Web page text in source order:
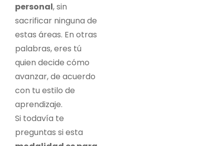
personal, sin
sacrificar ninguna de
estas áreas. En otras
palabras, eres tú
quien decide cómo
avanzar, de acuerdo
con tu estilo de
aprendizaje.
Si todavía te
preguntas si esta